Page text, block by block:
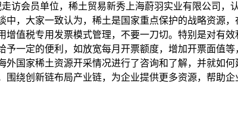
访会员单位，稀土贸易新秀上海蔚羽实业有限公司，
，大家一致认为，稀土是国家重点保护的战略资源
值税专用发票模式管理，不要一刀切。特别是对有
一定的便利，如放宽每月开票额度，增加开票面值
国家稀土资源开采情况进行了咨询和了解，并就如
绕创新链布局产业链，为企业提供更多资源，帮助企